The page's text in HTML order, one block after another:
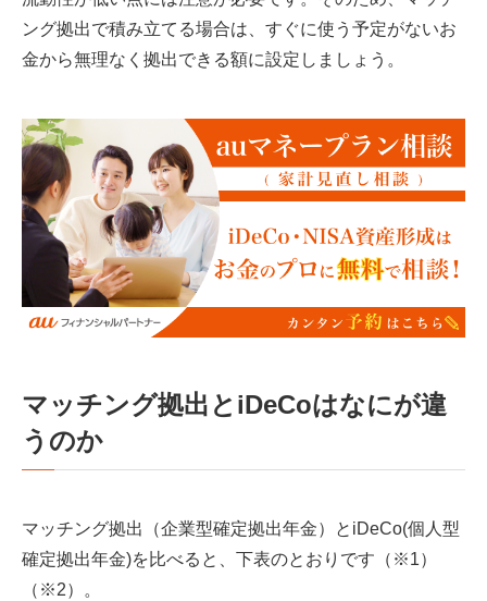
ング拠出で積み立てる場合は、すぐに使う予定がないお
金から無理なく拠出できる額に設定しましょう。
マッチング拠出とiDeCoはなにが違
うのか
マッチング拠出（企業型確定拠出年金）とiDeCo(個人型
確定拠出年金)を比べると、下表のとおりです（※1）
（※2）。